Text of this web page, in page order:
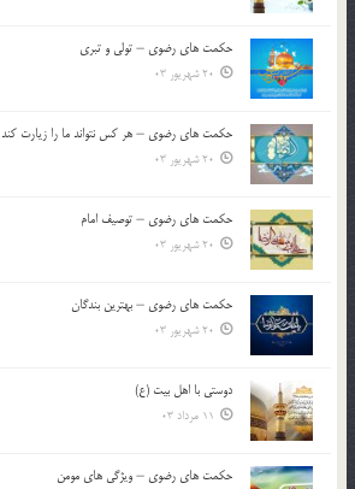
حکمت های رضوی – تولی و تبری
20 شهریور 03
حکمت های رضوی – هر کس نتواند ما را زیارت کند
20 شهریور 03
حکمت های رضوی – توصیف امام
20 شهریور 03
حکمت های رضوی – بهترین بندگان
20 شهریور 03
دوستی با اهل بیت (ع)
11 مرداد 03
حکمت های رضوی – ویژگی های مومن